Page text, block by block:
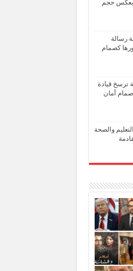
ويعكس حجم
رسالة
كصمام
ترسخ قيادة
أمان
والصحة